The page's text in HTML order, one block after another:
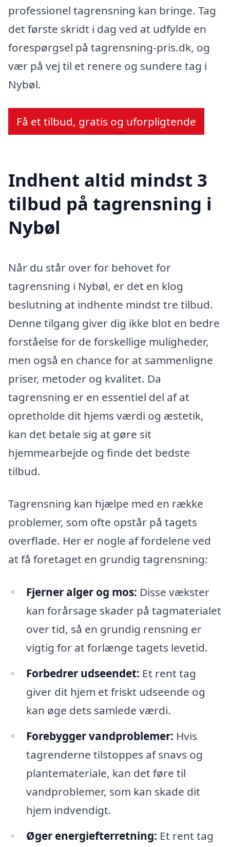
professionel tagrensning kan bringe. Tag
det første skridt i dag ved at udfylde en
forespørgsel på tagrensning-pris.dk, og
vær på vej til et renere og sundere tag i
Nybøl.
Få et tilbud, gratis og uforpligtende
Indhent altid mindst 3
tilbud på tagrensning i
Nybøl
Når du står over for behovet for
tagrensning i Nybøl, er det en klog
beslutning at indhente mindst tre tilbud.
Denne tilgang giver dig ikke blot en bedre
forståelse for de forskellige muligheder,
men også en chance for at sammenligne
priser, metoder og kvalitet. Da
tagrensning er en essentiel del af at
opretholde dit hjems værdi og æstetik,
kan det betale sig at gøre sit
hjemmearbejde og finde det bedste
tilbud.
Tagrensning kan hjælpe med en række
problemer, som ofte opstår på tagets
overflade. Her er nogle af fordelene ved
at få foretaget en grundig tagrensning:
Fjerner alger og mos: Disse vækster
kan forårsage skader på tagmaterialet
over tid, så en grundig rensning er
vigtig for at forlænge tagets levetid.
Forbedrer udseendet: Et rent tag
giver dit hjem et friskt udseende og
kan øge dets samlede værdi.
Forebygger vandproblemer: Hvis
tagrenderne tilstoppes af snavs og
plantemateriale, kan det føre til
vandproblemer, som kan skade dit
hjem indvendigt.
Øger energiefterretning: Et rent tag